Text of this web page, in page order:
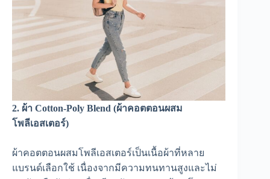
2. ผ้า Cotton-Poly Blend (ผ้าคอตตอนผสม
โพลีเอสเตอร์)
ผ้าคอตตอนผสมโพลีเอสเตอร์เป็นเนื้อผ้าที่หลาย
แบรนด์เลือกใช้ เนื่องจากมีความทนทานสูงและไม่